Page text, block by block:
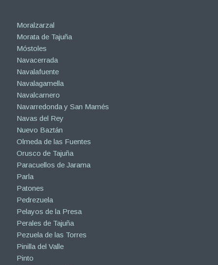
Moralzarzal
Morata de Tajuña
Móstoles
Navacerrada
Navalafuente
Navalagamella
Navalcarnero
Navarredonda y San Mamés
Navas del Rey
Nuevo Baztán
Olmeda de las Fuentes
Orusco de Tajuña
Paracuellos de Jarama
Parla
Patones
Pedrezuela
Pelayos de la Presa
Perales de Tajuña
Pezuela de las Torres
Pinilla del Valle
Pinto